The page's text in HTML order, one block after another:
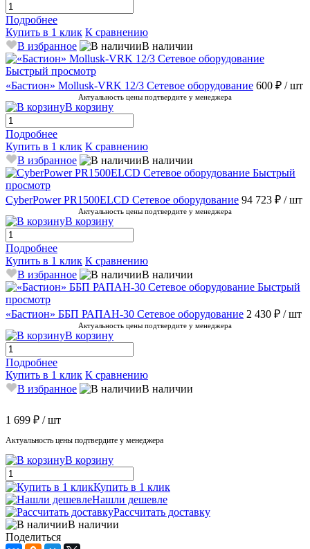
Подробнее
Купить в 1 клик К сравнению
В избранное
В наличии
Быстрый просмотр
«Бастион» Mollusk-VRK 12/3 Сетевое оборудование 600 ₽ / шт
Актуальность цены подтвердите у менеджера
В корзину
Подробнее
Купить в 1 клик К сравнению
В избранное
В наличии
Быстрый
просмотр
CyberPower PR1500ELCD Сетевое оборудование 94 723 ₽ / шт
Актуальность цены подтвердите у менеджера
В корзину
Подробнее
Купить в 1 клик К сравнению
В избранное
В наличии
Быстрый
просмотр
«Бастион» ББП РАПАН-30 Сетевое оборудование 2 430 ₽ / шт
Актуальность цены подтвердите у менеджера
В корзину
Подробнее
Купить в 1 клик К сравнению
В избранное
В наличии
1 699 ₽ / шт
Актуальность цены подтвердите у менеджера
В корзину
Купить в 1 клик
Нашли дешевле
Рассчитать доставку
В наличии
Поделиться